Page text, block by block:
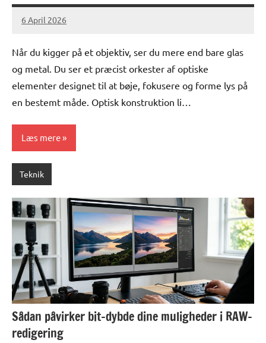
6 April 2026
lucas
No
Når du kigger på et objektiv, ser du mere end bare glas
og metal. Du ser et præcist orkester af optiske
elementer designet til at bøje, fokusere og forme lys på
en bestemt måde. Optisk konstruktion li…
Læs mere
Teknik
Sådan påvirker bit-dybde dine muligheder i RAW-
redigering